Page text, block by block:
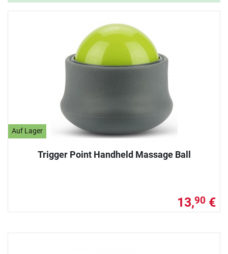
Produkt.
Auf Lager
Trigger Point Handheld Massage Ball
13,90 €